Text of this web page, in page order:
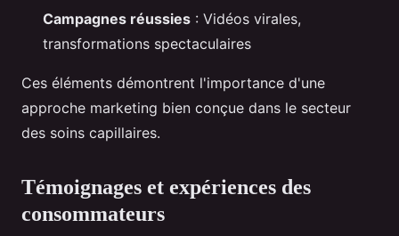
Campagnes réussies : Vidéos virales,
transformations spectaculaires
Ces éléments démontrent l'importance d'une
approche marketing bien conçue dans le secteur
des soins capillaires.
Témoignages et expériences des
consommateurs